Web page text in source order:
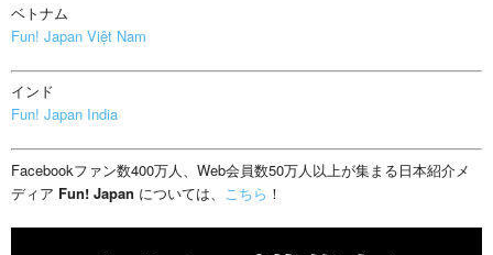
ベトナム
Fun! Japan Việt Nam
インド
Fun! Japan India
Facebookファン数400万人、Web会員数50万人以上が集まる日本紹介メ
ディア Fun! Japan については、 こちら ！